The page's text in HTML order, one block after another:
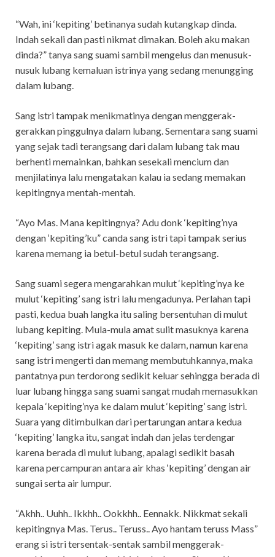
“Wah, ini ‘kepiting’ betinanya sudah kutangkap dinda.
Indah sekali dan pasti nikmat dimakan. Boleh aku makan
dinda?” tanya sang suami sambil mengelus dan menusuk-
nusuk lubang kemaluan istrinya yang sedang menungging
dalam lubang.
Sang istri tampak menikmatinya dengan menggerak-
gerakkan pinggulnya dalam lubang. Sementara sang suami
yang sejak tadi terangsang dari dalam lubang tak mau
berhenti memainkan, bahkan sesekali mencium dan
menjilatinya lalu mengatakan kalau ia sedang memakan
kepitingnya mentah-mentah.
“Ayo Mas. Mana kepitingnya? Adu donk ‘kepiting’nya
dengan ‘kepiting’ku” canda sang istri tapi tampak serius
karena memang ia betul-betul sudah terangsang.
Sang suami segera mengarahkan mulut ‘kepiting’nya ke
mulut ‘kepiting’ sang istri lalu mengadunya. Perlahan tapi
pasti, kedua buah langka itu saling bersentuhan di mulut
lubang kepiting. Mula-mula amat sulit masuknya karena
‘kepiting’ sang istri agak masuk ke dalam, namun karena
sang istri mengerti dan memang membutuhkannya, maka
pantatnya pun terdorong sedikit keluar sehingga berada di
luar lubang hingga sang suami sangat mudah memasukkan
kepala ‘kepiting’nya ke dalam mulut ‘kepiting’ sang istri.
Suara yang ditimbulkan dari pertarungan antara kedua
‘kepiting’ langka itu, sangat indah dan jelas terdengar
karena berada di mulut lubang, apalagi sedikit basah
karena percampuran antara air khas ‘kepiting’ dengan air
sungai serta air lumpur.
“Akhh.. Uuhh.. Ikkhh.. Ookkhh.. Eennakk. Nikkmat sekali
kepitingnya Mas. Terus.. Teruss.. Ayo hantam teruss Mass”
erang si istri tersentak-sentak sambil menggerak-